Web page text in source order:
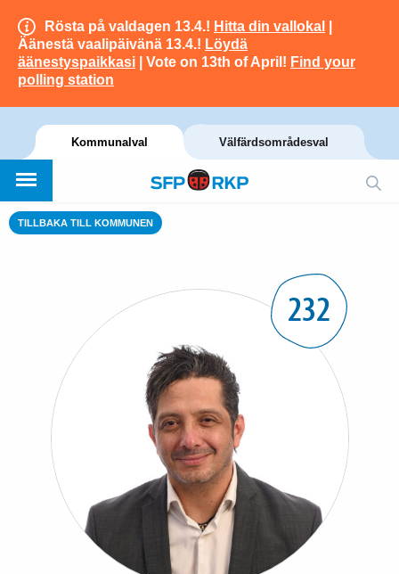
Rösta på valdagen 13.4.! Hitta din vallokal
Äänestä vaalipäivänä 13.4.! Löydä
äänestyspaikkasi | Vote on 13th of April! Find your
polling station
Kommunalval Välfärdsområdesval
TILLBAKA TILL KOMMUNEN
232